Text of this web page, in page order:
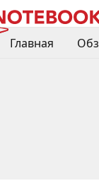
Главная